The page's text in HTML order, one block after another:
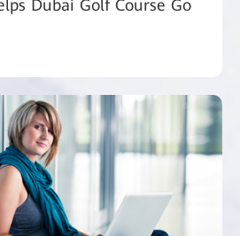
Dubai Golf Course Go